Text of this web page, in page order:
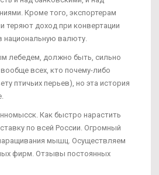
Кроме того, экспортерам
теряют доход при конвертации
национальную валюту.
лебедем, должно быть, сильно
всех, кто почему-либо
птичьих перьев), но эта история
Как быстро нарастить
по всей России. Огромный
мышц. Осуществляем
фирм. Отзывы постоянных